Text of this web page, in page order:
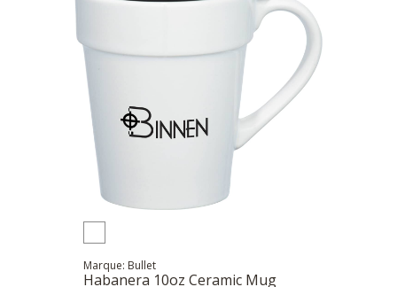
Marque: Bullet
Habanera 10oz Ceramic Mug